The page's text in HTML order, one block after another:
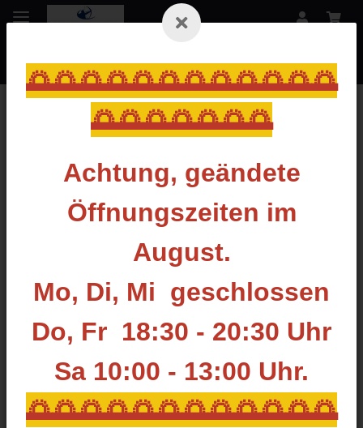
🌅🌅🌅🌅🌅🌅🌅🌅🌅🌅🌅🌅
🌅🌅🌅🌅🌅🌅🌅
Achtung, geändete
Öffnungszeiten im
August.
Mo, Di, Mi geschlossen
Do, Fr 18:30 - 20:30 Uhr
Sa 10:00 - 13:00 Uhr.
🌅🌅🌅🌅🌅🌅🌅🌅🌅🌅🌅🌅
THIRD HAND
Filter und Sortierung
Artikel 1 - 1 von 1